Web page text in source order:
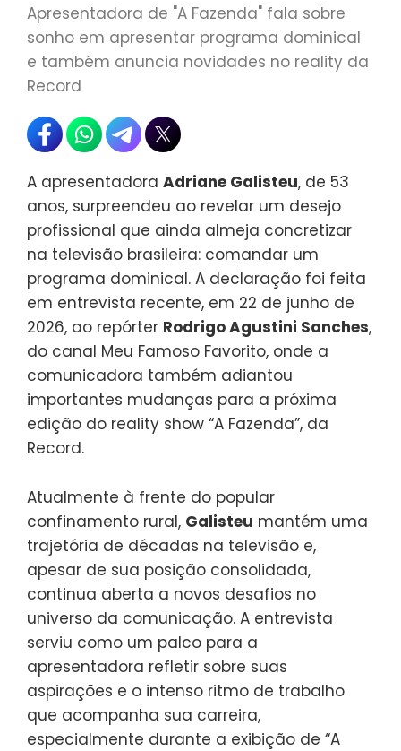
Apresentadora de "A Fazenda" fala sobre
sonho em apresentar programa dominical
e também anuncia novidades no reality da
Record
A apresentadora Adriane Galisteu, de 53
anos, surpreendeu ao revelar um desejo
profissional que ainda almeja concretizar
na televisão brasileira: comandar um
programa dominical. A declaração foi feita
em entrevista recente, em 22 de junho de
2026, ao repórter Rodrigo Agustini Sanches,
do canal Meu Famoso Favorito, onde a
comunicadora também adiantou
importantes mudanças para a próxima
edição do reality show “A Fazenda”, da
Record.
Atualmente à frente do popular
confinamento rural, Galisteu mantém uma
trajetória de décadas na televisão e,
apesar de sua posição consolidada,
continua aberta a novos desafios no
universo da comunicação. A entrevista
serviu como um palco para a
apresentadora refletir sobre suas
aspirações e o intenso ritmo de trabalho
que acompanha sua carreira,
especialmente durante a exibição de “A